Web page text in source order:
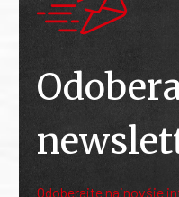
Odoberajte najnovšie